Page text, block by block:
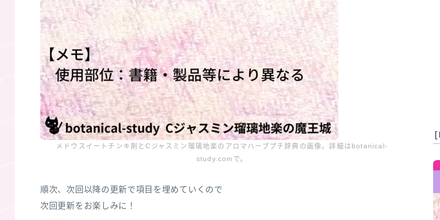
メドウスイートチンキ剤とCジャスミン瑠璃地楽のアロマハーブプチ辞典の画像。詳細はbotanical-
study.comで。
順次、次回以降の更新で項目を埋めていくので
次回更新をお楽しみに！